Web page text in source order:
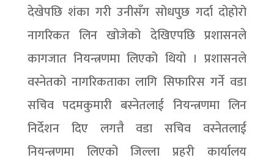
देखेपछि शंका गरी उनीसँग सोधपुछ गर्दा दोहोरो
नागरिकत लिन खोजेको देखिएपछि प्रशासनले
कागजात नियन्त्रणमा लिएको थियो । प्रशासनले
वस्नेतको नागरिकताका लागि सिफारिस गर्ने वडा
सचिव पदमकुमारी बस्नेतलाई नियन्त्रणमा लिन
निर्देशन दिए लगत्तै वडा सचिव वस्नेतलाई
नियन्त्रणमा लिएको जिल्ला प्रहरी कार्यालय